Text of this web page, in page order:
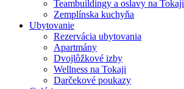
Teambuildingy a oslavy na Tokaji
Zemplínska kuchyňa
Ubytovanie
Rezervácia ubytovania
Apartmány
Dvojlôžkové izby
Wellness na Tokaji
Darčekové poukazy